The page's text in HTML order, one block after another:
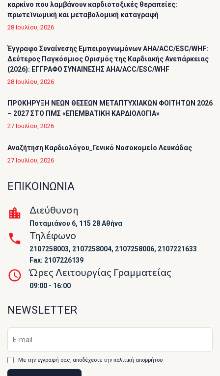
καρκίνο που λαμβάνουν καρδιοτοξικές θεραπείες:
πρωτεϊνωμική και μεταβολομική καταγραφή
28 Ιουλίου, 2026
Έγγραφο Συναίνεσης Εμπειρογνωμόνων AHA/ACC/ESC/WHF:
Δεύτερος Παγκόσμιος Ορισμός της Καρδιακής Ανεπάρκειας
(2026): ΕΓΓΡΑΦΟ ΣΥΝΑΙΝΕΣΗΣ AHA/ACC/ESC/WHF
28 Ιουλίου, 2026
ΠΡΟΚΗΡΥΞΗ ΝΕΩΝ ΘΕΣΕΩΝ ΜΕΤΑΠΤΥΧΙΑΚΩΝ ΦΟΙΤΗΤΩΝ 2026
– 2027 ΣΤΟ ΠΜΣ «ΕΠΕΜΒΑΤΙΚΗ ΚΑΡΔΙΟΛΟΓΙΑ»
27 Ιουλίου, 2026
Αναζήτηση Καρδιολόγου_Γενικό Νοσοκομείο Λευκάδας
27 Ιουλίου, 2026
ΕΠΙΚΟΙΝΩΝΙΑ
Διεύθυνση
Ποταμιάνου 6, 115 28 Αθήνα
Τηλέφωνο
2107258003, 2107258004, 2107258006, 2107221633
Fax: 2107226139
Ώρες Λειτουργίας Γραμματείας
09:00 - 16:00
NEWSLETTER
Με την εγγραφή σας, αποδέχεστε την πολιτική απορρήτου